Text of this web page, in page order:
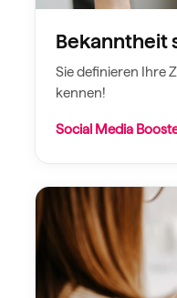
Bekanntheit
Sie definieren Ihre
kennen!
Social Media